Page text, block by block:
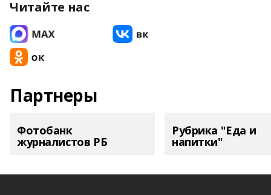
Читайте нас
Партнеры
Фотобанк
журналистов РБ
Рубрика "Еда и
напитки"